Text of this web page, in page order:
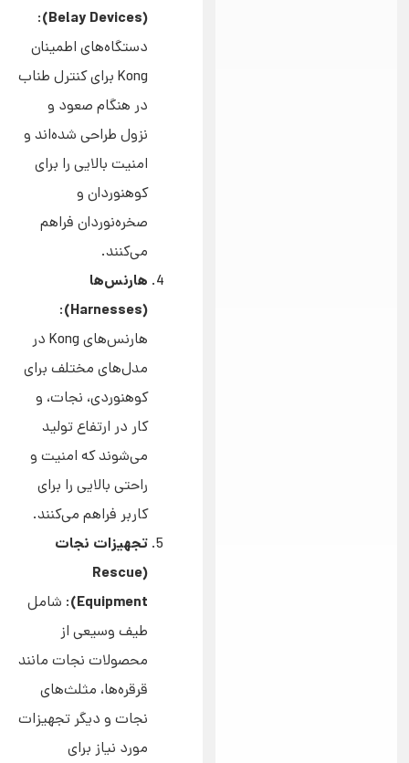
(Belay Devices)
:
دستگاه‌های اطمینان
Kong برای کنترل طناب
در هنگام صعود و
نزول طراحی شده‌اند و
امنیت بالایی را برای
کوهنوردان و
صخره‌نوردان فراهم
می‌کنند.
هارنس‌ها
(Harnesses)
:
هارنس‌های Kong در
مدل‌های مختلف برای
کوهنوردی، نجات، و
کار در ارتفاع تولید
می‌شوند که امنیت و
راحتی بالایی را برای
کاربر فراهم می‌کنند.
تجهیزات نجات
(Rescue
Equipment) : شامل
طیف وسیعی از
محصولات نجات مانند
قرقره‌ها، مثلث‌های
نجات و دیگر تجهیزات
مورد نیاز برای